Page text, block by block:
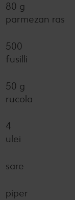
80 g
parmezan ras
500
fusilli
50 g
rucola
4
ulei
sare
piper